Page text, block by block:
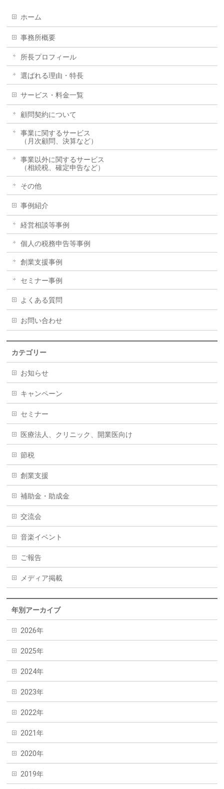
ホーム
事務所概要
所長プロフィール
選ばれる理由・特長
サービス・料金一覧
顧問契約について
事業に関するサービス
（月次顧問、決算など）
事業以外に関するサービス
（相続税、確定申告など）
その他
事例紹介
経営相談等事例
個人の税務申告等事例
創業支援事例
セミナー事例
よくある質問
お問い合わせ
カテゴリー
お知らせ
キャンペーン
セミナー
医療法人、クリニック、開業医向け
節税
創業支援
補助金・助成金
交流会
音楽イベント
ご報告
メディア掲載
年別アーカイブ
2026年
2025年
2024年
2023年
2022年
2021年
2020年
2019年